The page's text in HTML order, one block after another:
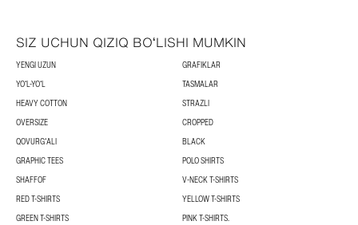
SIZ UCHUN QIZIQ BOʻLISHI MUMKIN
YENGI UZUN
GRAFIKLAR
YOʻL-YOʻL
TASMALAR
HEAVY COTTON
STRAZLI
OVERSIZE
CROPPED
QOVURGʻALI
BLACK
GRAPHIC TEES
POLO SHIRTS
SHAFFOF
V-NECK T-SHIRTS
RED T-SHIRTS
YELLOW T-SHIRTS
GREEN T-SHIRTS
PINK T-SHIRTS.